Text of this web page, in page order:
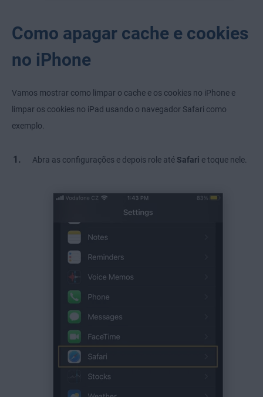
Como apagar cache e cookies
no iPhone
Vamos mostrar como limpar o cache e os cookies no iPhone e
limpar os cookies no iPad usando o navegador Safari como
exemplo.
Abra as configurações e depois role até Safari e toque nele.